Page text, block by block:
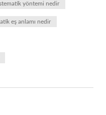
yöntemi nedir
eş anlamı nedir